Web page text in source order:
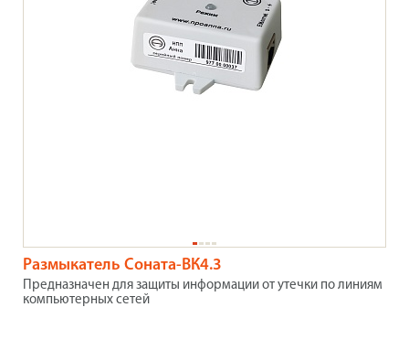
Размыкатель Соната-ВК4.3
Предназначен для защиты информации от утечки по линиям
компьютерных сетей